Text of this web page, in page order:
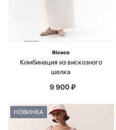
Ricoco
Комбинация из вискозного
шелка
9 900₽
НОВИНКА